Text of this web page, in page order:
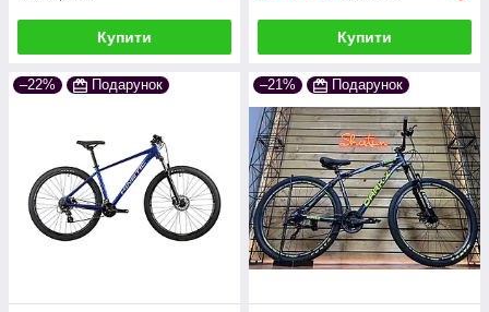
Купити Купити
–22% Подарунок –21% Подарунок